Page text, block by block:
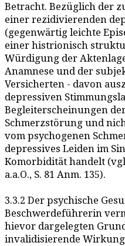
Betracht. Bezüglich der
einer rezidivierenden
(gegenwärtig leichte
einer histrionisch
Würdigung der
Anamnese und der
Versicherten - davon
depressiven
Begleiterscheinungen
Schmerzstörung und
vom psychogenen
depressives Leiden im
Komorbidität handelt (vgl.
a.a.O., S. 81 Anm. 135).
3.3.2 Der psychische
Beschwerdeführerin
hievor dargelegten
invalidisierende